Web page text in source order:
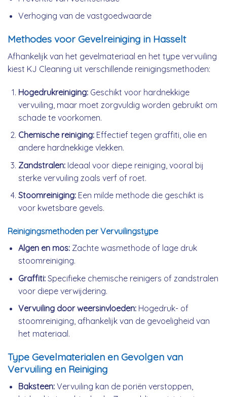
Verhoging van de vastgoedwaarde
Methodes voor Gevelreiniging in Hasselt
Afhankelijk van het gevelmateriaal en het type vervuiling
kiest KJ Cleaning uit verschillende reinigingsmethoden:
Hogedrukreiniging:Geschikt voor hardnekkige
vervuiling, maar moet zorgvuldig worden gebruikt om
schade te voorkomen.
Chemische reiniging:Effectief tegen graffiti, olie en
andere hardnekkige vlekken.
Zandstralen:Ideaal voor diepe reiniging, vooral bij
sterke vervuiling zoals verf of roet.
Stoomreiniging:Een milde methode die geschikt is
voor kwetsbare gevels.
Reinigingsmethoden per Vervuilingstype
Algen en mos:Zachte wasmethode of lage druk
stoomreiniging.
Graffiti:Specifieke chemische reinigers of zandstralen
voor diepe verwijdering.
Vervuiling door weersinvloeden:Hogedruk- of
stoomreiniging, afhankelijk van de gevoeligheid van
het materiaal.
Type Gevelmaterialen en Gevolgen van
Vervuiling en Reiniging
Baksteen:Vervuiling kan de poriën verstoppen,